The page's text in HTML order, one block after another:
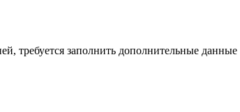
требуется заполнить дополнительные данные